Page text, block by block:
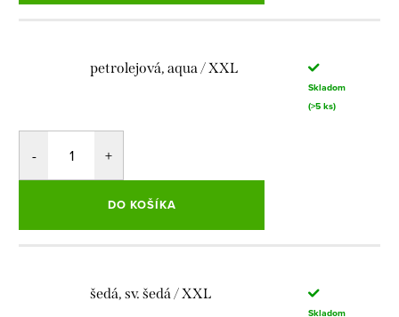
petrolejová, aqua / XXL
Skladom
(>5 ks)
DO KOŠÍKA
šedá, sv. šedá / XXL
Skladom